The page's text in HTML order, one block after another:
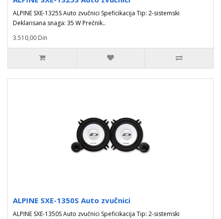
ALPINE SXE-1325S Auto zvučnici Speficikacija Tip: 2-sistemski
Deklarisana snaga: 35 W Prečnik..
3.510,00 Din
ALPINE SXE-1350S Auto zvučnici
ALPINE SXE-1350S Auto zvučnici Speficikacija Tip: 2-sistemski